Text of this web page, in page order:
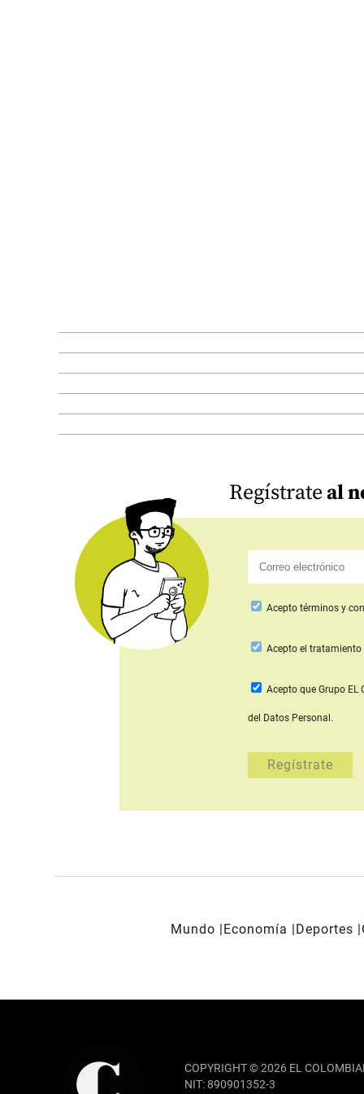
Regístrateal
Acepto términos y
Aceptoel tratamiento
Acepto que Grupo EL
del Datos Personal.
Mundo Economía Deportes
COPYRIGHT © 2026 EL
NIT: 890901352-3